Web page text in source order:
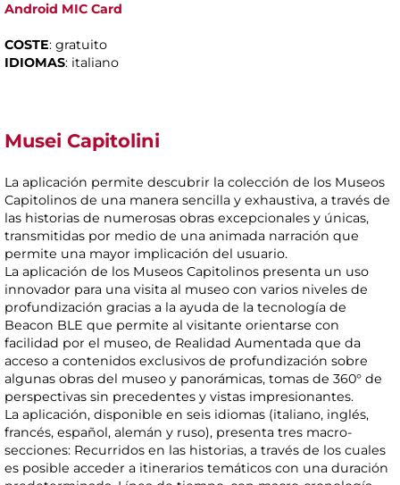
Android MIC Card
COSTE: gratuito
IDIOMAS: italiano
Musei Capitolini
La aplicación permite descubrir la colección de los Museos
Capitolinos de una manera sencilla y exhaustiva, a través de
las historias de numerosas obras excepcionales y únicas,
transmitidas por medio de una animada narración que
permite una mayor implicación del usuario.
La aplicación de los Museos Capitolinos presenta un uso
innovador para una visita al museo con varios niveles de
profundización gracias a la ayuda de la tecnología de
Beacon BLE que permite al visitante orientarse con
facilidad por el museo, de Realidad Aumentada que da
acceso a contenidos exclusivos de profundización sobre
algunas obras del museo y panorámicas, tomas de 360° de
perspectivas sin precedentes y vistas impresionantes.
La aplicación, disponible en seis idiomas (italiano, inglés,
francés, español, alemán y ruso), presenta tres macro-
secciones: Recurridos en las historias, a través de los cuales
es posible acceder a itinerarios temáticos con una duración